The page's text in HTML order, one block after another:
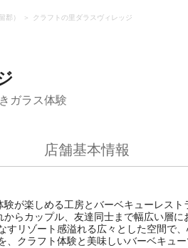
郡） クラフトの里ダラスヴィレッジ
ガラス体験
店舗基本情報
が楽しめる工房とバーベキューレスト
らカップル、友達同士まで幅広い層
リゾート感溢れる広々とした空間で
クラフト体験と美味しいバーベキュ